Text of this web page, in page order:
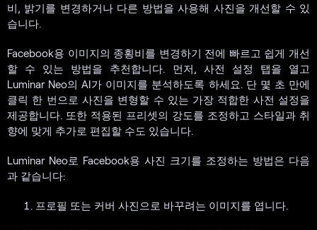
비, 밝기를 변경하거나 다른 방법을 사용해 사진을 개선할 수 있
습니다.
Facebook용 이미지의 종횡비를 변경하기 전에 빠르고 쉽게 개선
할 수 있는 방법을 추천합니다. 먼저, 사전 설정 탭을 열고
Luminar Neo의 AI가 이미지를 분석하도록 하세요. 단 몇 초 만에
클릭 한 번으로 사진을 변형할 수 있는 가장 적합한 사전 설정을
제공합니다. 또한 적용된 프리셋의 강도를 조정하고 스타일과 취
향에 맞게 추가로 편집할 수도 있습니다.
Luminar Neo로 Facebook용 사진 크기를 조정하는 방법은 다음
과 같습니다:
프로필 또는 커버 사진으로 바꾸려는 이미지를 엽니다.